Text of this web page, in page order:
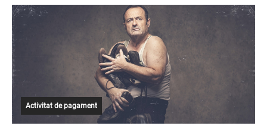
Activitat de pagament